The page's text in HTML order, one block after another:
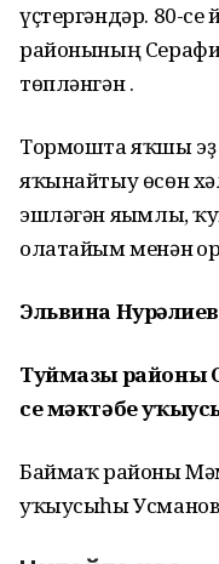
үҫтергәндәр. 80-
районының
төпләнгән .
Тормошта яҡшы эҙ
яҡынайтыу өсөн
эшләгән яғымлы,
олатайым менән
Эльвина
Туймазы районы
се мәктәбе
Баймаҡ районы
уҡыусыһы